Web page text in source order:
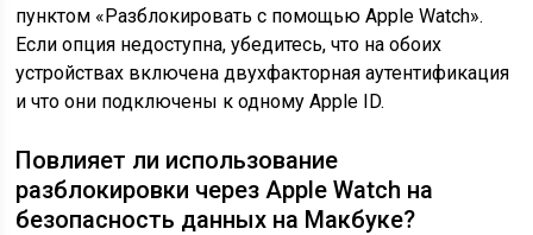
пунктом «Разблокировать с помощью Apple Watch».
Если опция недоступна, убедитесь, что на обоих
устройствах включена двухфакторная аутентификация
и что они подключены к одному Apple ID.
Повлияет ли использование
разблокировки через Apple Watch на
безопасность данных на Макбуке?